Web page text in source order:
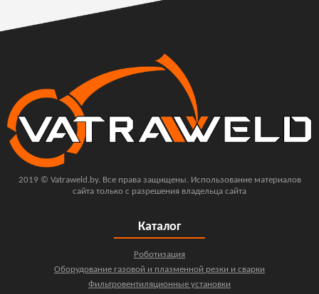
2019 © Vatraweld.by. Все права защищены. Использование материалов
сайта только с разрешения владельца сайта
Каталог
Роботизация
Оборудование газовой и плазменной резки и сварки
Фильтровентиляционные установки